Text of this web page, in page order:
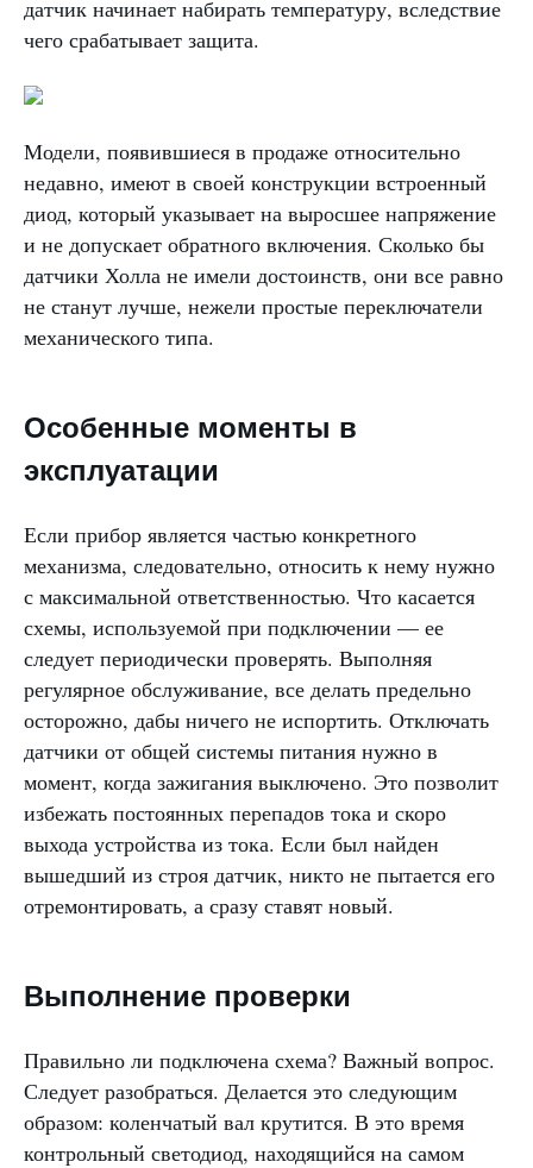
датчик начинает набирать температуру, вследствие
чего срабатывает защита.
Модели, появившиеся в продаже относительно
недавно, имеют в своей конструкции встроенный
диод, который указывает на выросшее напряжение
и не допускает обратного включения. Сколько бы
датчики Холла не имели достоинств, они все равно
не станут лучше, нежели простые переключатели
механического типа.
Особенные моменты в
эксплуатации
Если прибор является частью конкретного
механизма, следовательно, относить к нему нужно
с максимальной ответственностью. Что касается
схемы, используемой при подключении — ее
следует периодически проверять. Выполняя
регулярное обслуживание, все делать предельно
осторожно, дабы ничего не испортить. Отключать
датчики от общей системы питания нужно в
момент, когда зажигания выключено. Это позволит
избежать постоянных перепадов тока и скоро
выхода устройства из тока. Если был найден
вышедший из строя датчик, никто не пытается его
отремонтировать, а сразу ставят новый.
Выполнение проверки
Правильно ли подключена схема? Важный вопрос.
Следует разобраться. Делается это следующим
образом: коленчатый вал крутится. В это время
контрольный светодиод, находящийся на самом